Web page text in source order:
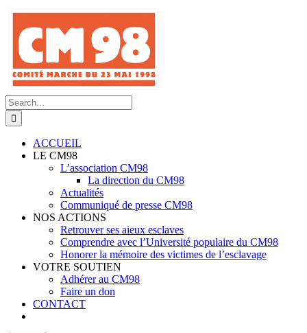
Skip
content
Search
for:
ACCUEIL
LE CM98
L’association CM98
La direction du CM98
Actualités
Communiqué de presse CM98
NOS ACTIONS
Retrouver ses aieux esclaves
Comprendre avec l’Université populaire du CM98
Honorer la mémoire des victimes de l’esclavage
VOTRE SOUTIEN
Adhérer au CM98
Faire un don
CONTACT